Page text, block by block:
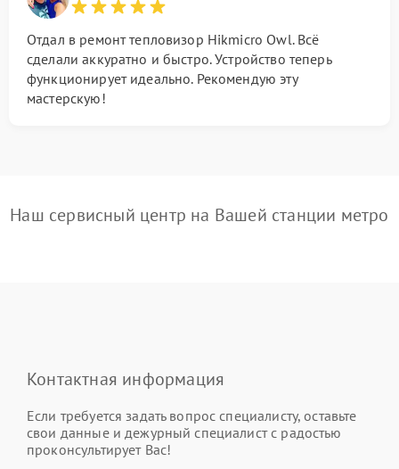
Отдал в ремонт тепловизор Hikmicro Owl. Всё
сделали аккуратно и быстро. Устройство теперь
функционирует идеально. Рекомендую эту
мастерскую!
Наш сервисный центр на Вашей станции метро
Контактная информация
Если требуется задать вопрос специалисту, оставьте
свои данные и дежурный специалист с радостью
проконсультирует Вас!